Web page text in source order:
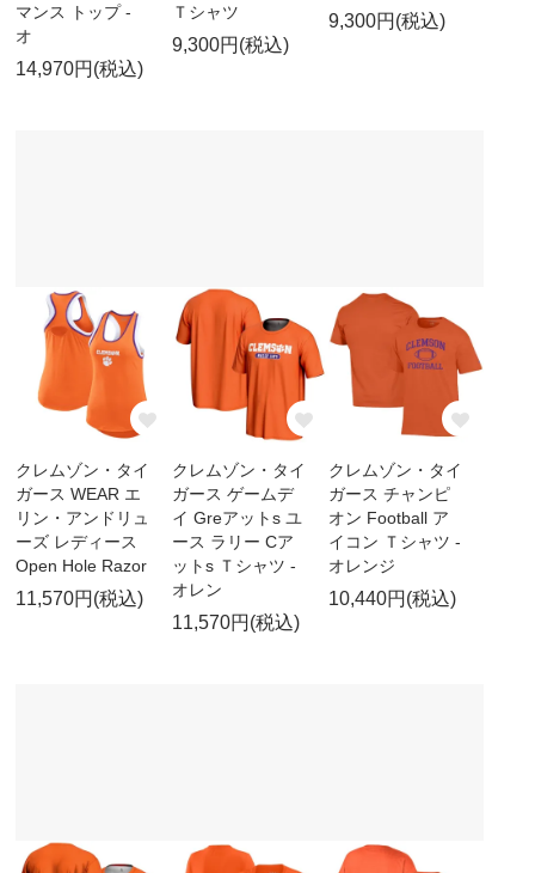
マンス トップ -
オ
14,970円(税込)
Ｔシャツ
9,300円(税込)
9,300円(税込)
クレムゾン・タイ
ガース WEAR エ
リン・アンドリュ
ーズ レディース
Open Hole Razor
11,570円(税込)
クレムゾン・タイ
ガース ゲームデ
イ Greアットs ユ
ース ラリー Cア
ットs Ｔシャツ -
オレン
11,570円(税込)
クレムゾン・タイ
ガース チャンピ
オン Football ア
イコン Ｔシャツ -
オレンジ
10,440円(税込)